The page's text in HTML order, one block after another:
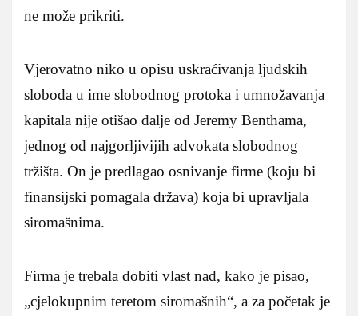
ne može prikriti.
Vjerovatno niko u opisu uskraćivanja ljudskih
sloboda u ime slobodnog protoka i umnožavanja
kapitala nije otišao dalje od Jeremy Benthama,
jednog od najgorljivijih advokata slobodnog
tržišta. On je predlagao osnivanje firme (koju bi
finansijski pomagala država) koja bi upravljala
siromašnima.
Firma je trebala dobiti vlast nad, kako je pisao,
„cjelokupnim teretom siromašnih“, a za početak je